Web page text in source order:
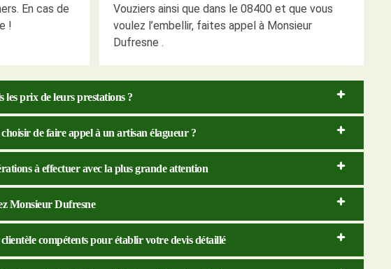
En cas de
!
Vouziers ainsi que dans le 08400 et que vous
voulez l’embellir, faites appel à Monsieur
Dufresne .
les prix de leurs prestations ?
de faire appel à un artisan élagueur ?
à effectuer avec la plus grande attention
Monsieur Dufresne
compétents pour établir votre devis détaillé